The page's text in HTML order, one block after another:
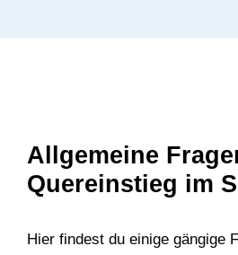
Allgemeine
Quereinstieg im
Hier findest du einige gängige